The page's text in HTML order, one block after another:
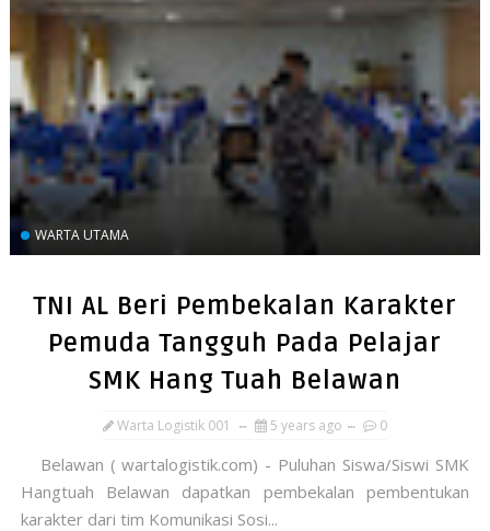
WARTA UTAMA
TNI AL Beri Pembekalan Karakter
Pemuda Tangguh Pada Pelajar
SMK Hang Tuah Belawan
Warta Logistik 001 5 years ago 0
Belawan ( wartalogistik.com) - Puluhan Siswa/Siswi SMK
Hangtuah Belawan dapatkan pembekalan pembentukan
karakter dari tim Komunikasi Sosi...